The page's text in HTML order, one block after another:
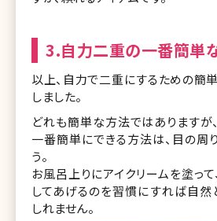
3.自力二重の一番簡単
以上、自力で二重にするための簡
しました。
どれも簡単な方法ではありますが
一番簡単にできる方法は、目の周
う。
お風呂上りにアイクリームを塗って
してあげるのを習慣にすれば自
しれません。